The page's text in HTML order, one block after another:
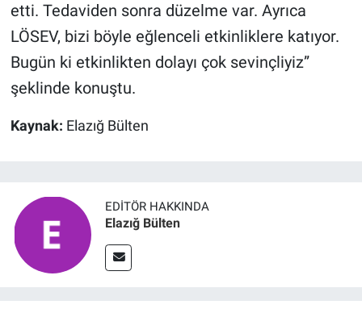
etti. Tedaviden sonra düzelme var. Ayrıca
LÖSEV, bizi böyle eğlenceli etkinliklere katıyor.
Bugün ki etkinlikten dolayı çok sevinçliyiz”
şeklinde konuştu.
Kaynak: Elazığ Bülten
EDITÖR HAKKINDA
Elazığ Bülten